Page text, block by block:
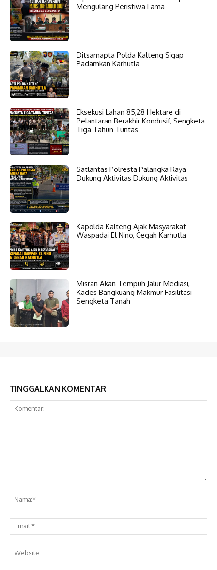
Mengulang Peristiwa Lama
Ditsamapta Polda Kalteng Sigap
Padamkan Karhutla
Eksekusi Lahan 85,28 Hektare di
Pelantaran Berakhir Kondusif, Sengketa
Tiga Tahun Tuntas
Satlantas Polresta Palangka Raya
Dukung Aktivitas Dukung Aktivitas
Kapolda Kalteng Ajak Masyarakat
Waspadai El Nino, Cegah Karhutla
Misran Akan Tempuh Jalur Mediasi,
Kades Bangkuang Makmur Fasilitasi
Sengketa Tanah
TINGGALKAN KOMENTAR